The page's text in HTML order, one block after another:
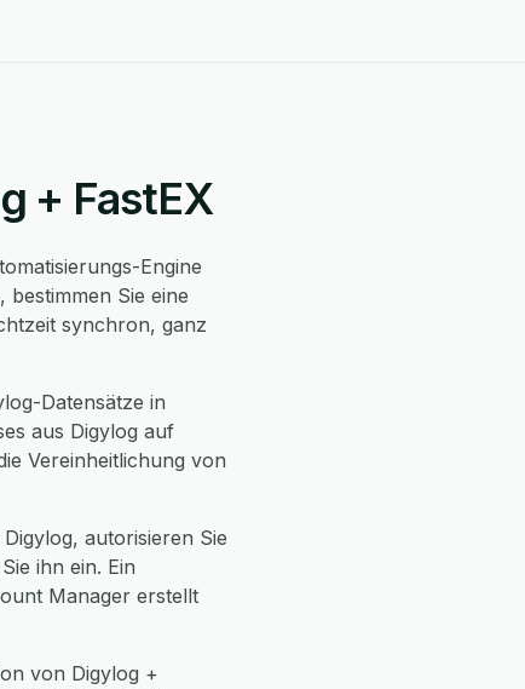
+ FastEX
Engine
Sie eine
synchron, ganz
Datensätze in
aus Digylog auf
Vereinheitlichung von
autorisieren Sie
ihn ein. Ein
Manager erstellt
von Digylog +